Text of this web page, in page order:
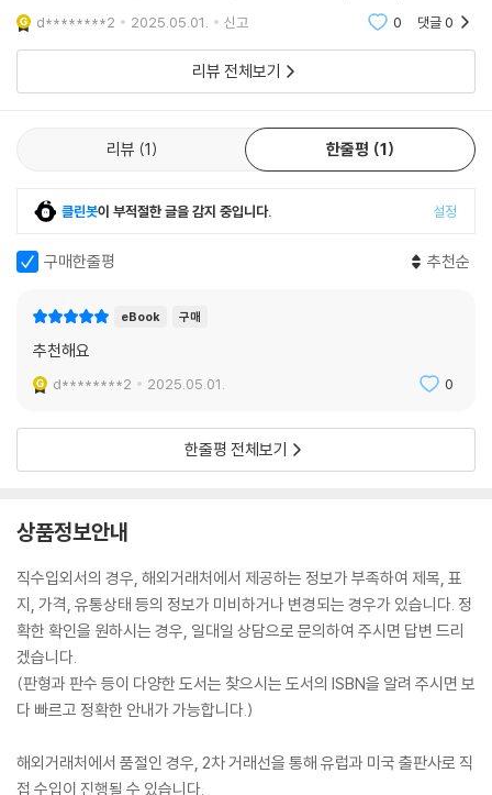
d********2 2025.05.01. 신고 0 댓글0
리뷰 전체보기
리뷰 1 한줄평 1
클린봇이 부적절한 글을 감지 중입니다. 설정
구매한줄평 추천순
eBook 구매
추천해요
d********2 2025.05.01. 0
한줄평 전체보기
상품정보안내
직수입외서의 경우, 해외거래처에서 제공하는 정보가 부족하여 제목, 표
지, 가격, 유통상태 등의 정보가 미비하거나 변경되는 경우가 있습니다. 정
확한 확인을 원하시는 경우, 일대일 상담으로 문의하여 주시면 답변 드리
겠습니다.
(판형과 판수 등이 다양한 도서는 찾으시는 도서의 ISBN을 알려 주시면 보
다 빠르고 정확한 안내가 가능합니다.)
해외거래처에서 품절인 경우, 2차 거래선을 통해 유럽과 미국 출판사로 직
접 수입이 진행될 수 있습니다.